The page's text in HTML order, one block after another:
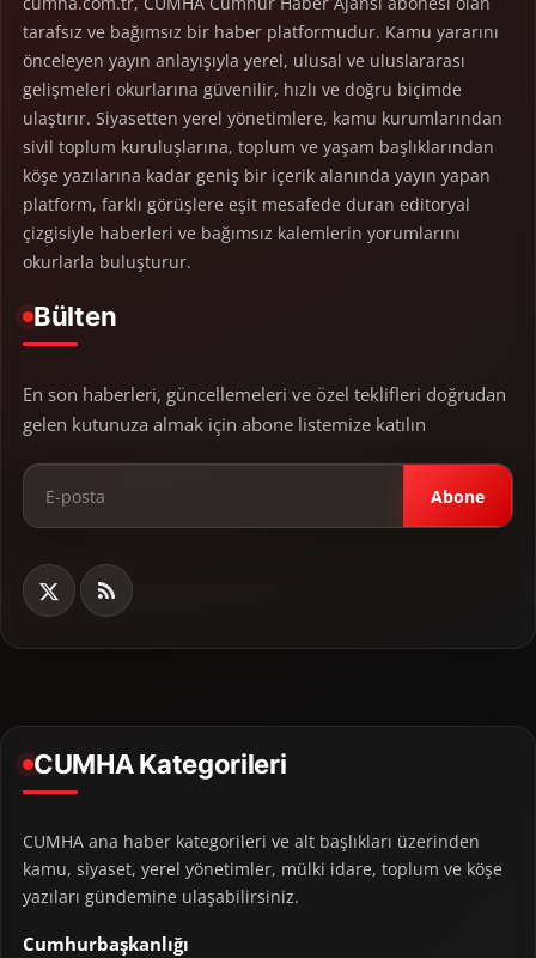
tarafsız ve bağımsız bir haber platformudur. Kamu yararını
önceleyen yayın anlayışıyla yerel, ulusal ve uluslararası
gelişmeleri okurlarına güvenilir, hızlı ve doğru biçimde
ulaştırır. Siyasetten yerel yönetimlere, kamu kurumlarından
sivil toplum kuruluşlarına, toplum ve yaşam başlıklarından
köşe yazılarına kadar geniş bir içerik alanında yayın yapan
platform, farklı görüşlere eşit mesafede duran editoryal
çizgisiyle haberleri ve bağımsız kalemlerin yorumlarını
okurlarla buluşturur.
Bülten
En son haberleri, güncellemeleri ve özel teklifleri doğrudan
gelen kutunuza almak için abone listemize katılın
Abone
CUMHA Kategorileri
CUMHA ana haber kategorileri ve alt başlıkları üzerinden
kamu, siyaset, yerel yönetimler, mülki idare, toplum ve köşe
yazıları gündemine ulaşabilirsiniz.
Cumhurbaşkanlığı